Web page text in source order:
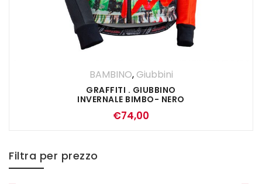
BAMBINO, Giubbini
GRAFFITI . GIUBBINO
INVERNALE BIMBO- NERO
ROSSO
€74,00
Filtra per prezzo